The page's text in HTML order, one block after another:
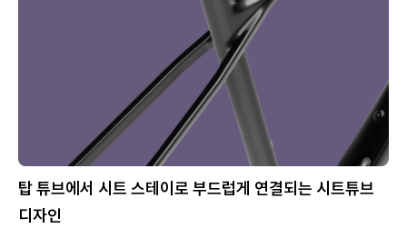
탑 튜브에서 시트 스테이로 부드럽게 연결되는 시트튜브
디자인